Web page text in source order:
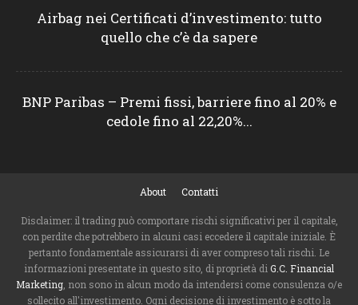
Airbag nei Certificati d’investimento: tutto
quello che c’è da sapere
BNP Paribas – Premi fissi, barriere fino al 20% e
cedole fino al 22,20%...
About Contatti
Disclaimer: il trading può comportare rischi significativi per il capitale,
con perdite che potrebbero in alcuni casi eccedere il capitale iniziale. È
pertanto fondamentale assicurarsi di aver compreso tali rischi. Le
informazioni presentate in questo sito, di proprietà di G.C. Financial
Marketing , non sono in alcun modo da intendersi come consulenza o/e
sollecito all'investimento. Ogni decisione di investimento è sotto la